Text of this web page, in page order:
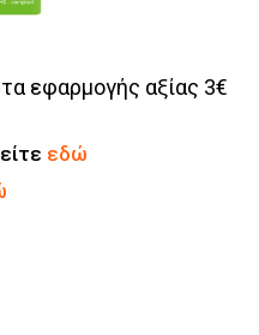
εφαρμογής αξίας 3€
εδώ